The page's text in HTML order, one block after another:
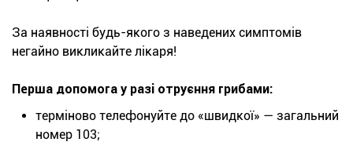
За наявності будь-якого з наведених симптомів
негайно викликайте лікаря!
Перша допомога у разі отруєння грибами:
терміново телефонуйте до «швидкої» — загальний
номер 103;